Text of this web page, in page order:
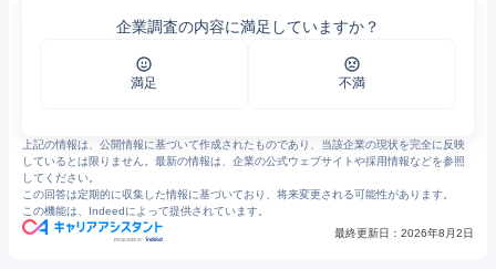
https://www.pref.aichi.jp/uploaded/attachment/476026.pdf
https://www.byoin-machi.net/area3/aichi/00202355.html
松井醫院（愛知県 | 浄心駅） 【病院検索ホスピタ】
企業調査の内容に満足していますか？
満足 不満
上記の情報は、公開情報に基づいて作成されたものであり、当該企業の現状を完全に反映
しているとは限りません。最新の情報は、企業の公式ウェブサイトや採用情報などを参照
してください。
この回答は定期的に収集した情報に基づいており、将来変更される可能性があります。
この機能は、Indeedによって提供されています。
最終更新日： 2026年8月2日